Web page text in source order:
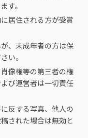
す。
居住される方が受賞
、未成年者の方は保
い。
像権等の第三者の権
び運営者は一切責任
反する写真、他人の
された場合は無効と